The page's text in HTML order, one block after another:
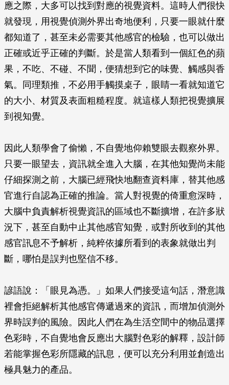
應之際，大多可以找到對應的視覺資料。這時人們很快
就發現，用視覺偵測外界出奇地便利，只要一眼就什麼
都知道了，甚至未必需要其他感官的檢驗，也可以做出
正確或近乎正確的判斷。於是當人類看到一個紅色的蘋
果，不吃、不碰、不聞，便猜想到它的味覺、觸感與香
氣。同理類推，不必用手觸摸桌子，眼睛一看就知道它
的大小、材質及表面粗糙程度。就這樣人類把視覺擴展
到視知覺。
因此人類學會了偷懶，不自覺地仰賴雙眼去觀察外界。
只要一眼望去，資訊就全進入大腦，在其他知覺尚未能
仔細探測之前，大腦已經飛快地翻查資料庫，替其他感
官進行自認為正確的推論。當人對視覺的倚重愈深時，
大腦中負責解析視覺資訊的區域也不斷擴增，在許多狀
況下，甚至自動中止其他感官知覺，或對所收到的其他
感官訊息不予解析，純粹依據所看到的表象就做出判
斷，哪怕是誤判也堅信不移。
諺語說：「眼見為憑。」如果人們接受這句話，潛意識
裡會拒絕解析其他感官傳遞過來的資訊，而增加偵測外
界時誤判的風險。因此人們在為生活空間中的物品選擇
色彩時，不自覺地會反應出大腦對色彩的解釋，設計師
若能掌握色彩所隱藏的訊息，便可以充分利用並創造出
極具魅力的產品。